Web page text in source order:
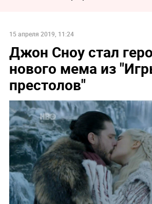
15 апреля 2019, 11:24
Джон Сноу стал
нового мема из
престолов"